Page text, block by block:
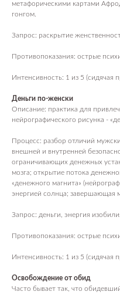
метафорическими картами
гонгом.
Запрос: раскрытие
Противопоказания: острые
Интенсивность: 1 из 5 (сидячая
Деньги по-женски
Описание: практика для
нейрографического рисунка ‑
Процесс: разбор отличий
внешней и внутренней
ограничивающих денежных
мозга; открытие потока
«денежного магнита»
энергией солнца; завершающая
Запрос: деньги, энергия
Противопоказания: острые
Интенсивность: 1 из 5 (сидячая
Освобождение от обид
Часто бывает так, что